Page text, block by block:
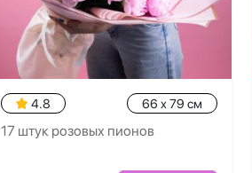
4.8 66 x 79 см
17 штук розовых пионов